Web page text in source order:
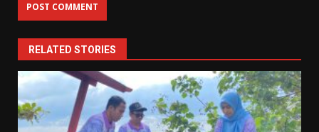
RELATED STORIES